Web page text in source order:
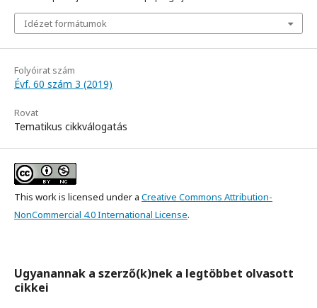
Idézet formátumok
Folyóirat szám
Évf. 60 szám 3 (2019)
Rovat
Tematikus cikkválogatás
This work is licensed under a Creative Commons Attribution-
NonCommercial 4.0 International License.
Ugyanannak a szerző(k)nek a legtöbbet olvasott
cikkei